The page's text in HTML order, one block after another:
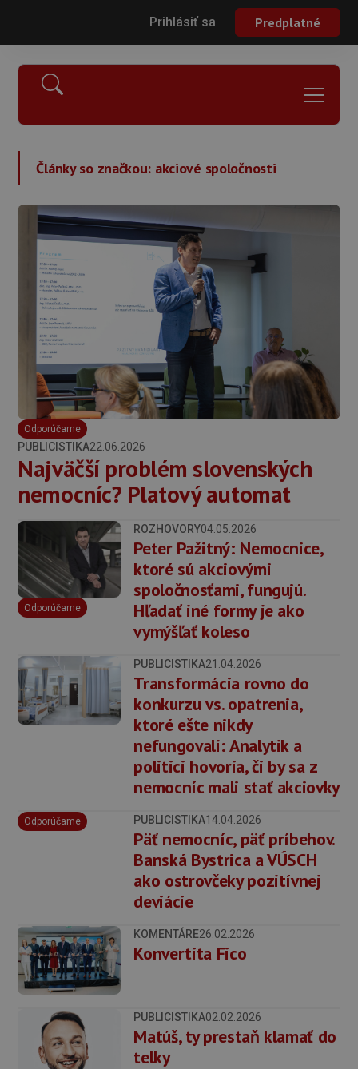
Prihlásiť sa Predplatné
Články so značkou: akciové spoločnosti
Odporúčame
PUBLICISTIKA22.06.2026
Najväčší problém slovenských
nemocníc? Platový automat
Odporúčame
ROZHOVORY04.05.2026
Peter Pažitný: Nemocnice,
ktoré sú akciovými
spoločnosťami, fungujú.
Hľadať iné formy je ako
vymýšľať koleso
PUBLICISTIKA21.04.2026
Transformácia rovno do
konkurzu vs. opatrenia,
ktoré ešte nikdy
nefungovali: Analytik a
politici hovoria, či by sa z
nemocníc mali stať akciovky
Odporúčame PUBLICISTIKA14.04.2026
Päť nemocníc, päť príbehov.
Banská Bystrica a VÚSCH
ako ostrovčeky pozitívnej
deviácie
KOMENTÁRE26.02.2026
Konvertita Fico
PUBLICISTIKA02.02.2026
Matúš, ty prestaň klamať do
telky